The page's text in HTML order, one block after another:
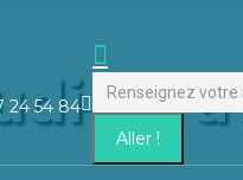
24 54 84
La
page
Facebook
06